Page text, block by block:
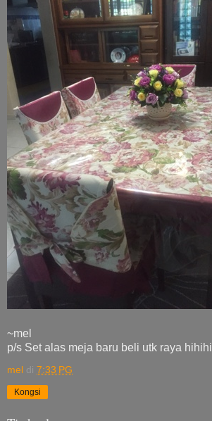
~mel
p/s Set alas meja baru beli utk raya hihihi
mel di 7:33 PG
Kongsi